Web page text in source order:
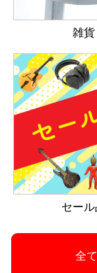
雑貨
セール
全